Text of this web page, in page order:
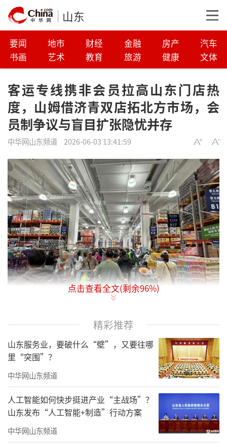
山东
要闻 地市 财经 金融 房产
汽车
书画
艺术 教育 旅游 健康 文体
客运专线携非会员拉高山东门店热
度，山姆借济青双店拓北方市场，会
员制争议与盲目扩张隐忧并存
中华网山东频道 2026-06-03 13:41:59
进了超市就得给家里人买点东西，
如姥姥、大舅、二姨、奶奶……这是很多山东
人逛超市的习惯！没想到山姆超市有朝一日也
能吃到这个习惯带来的“红利”。
5月24日的周末，有网友去了趟山姆，距离
山姆开业两周了，没想到光是停车和找车位还
要等30多分钟，然后进超市之前排队又花了一
点击查看全文(剩余96%)
精彩推荐
山东服务业，要破什么“壁”，又要往哪
里“突围”？
中华网山东频道
人工智能如何快步挺进产业“主战场”？
山东发布“人工智能+制造”行动方案
中华网山东频道